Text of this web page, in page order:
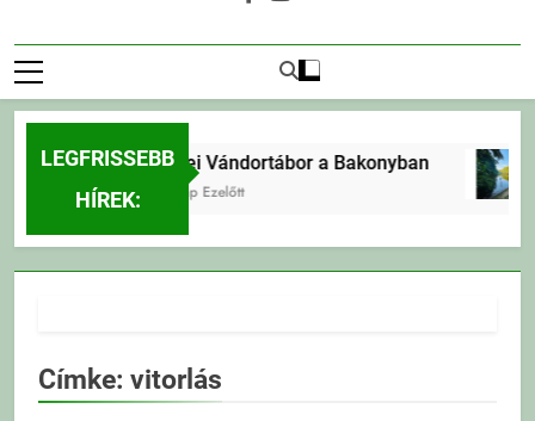
LEGFRISSEBB
HÍREK:
Erdei Vándortábor a Bakonyban
4 Nap Ezelőtt
Címke: vitorlás